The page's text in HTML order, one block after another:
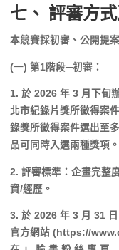
七、 評審方式
本競賽採初審、公開提
(一) 第1階段─初審：
1. 於 2026 年 3 月下旬
北市紀錄片獎所徵得案
錄獎所徵得案件選出至
品可 同時入選兩種獎項。
2. 評審標準：企畫完整
資/經歷。
3. 於 2026 年 3 月 31
官方網站 (https://